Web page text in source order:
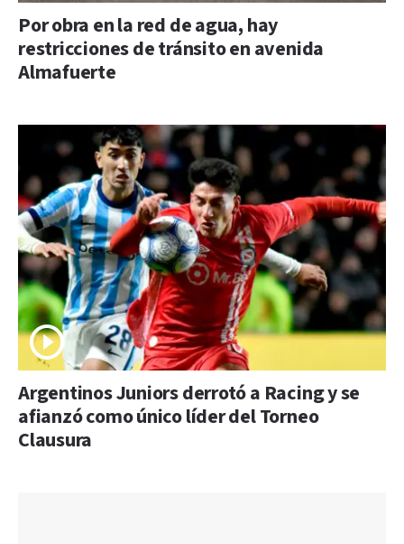
Por obra en la red de agua, hay
restricciones de tránsito en avenida
Almafuerte
Argentinos Juniors derrotó a Racing y se
afianzó como único líder del Torneo
Clausura